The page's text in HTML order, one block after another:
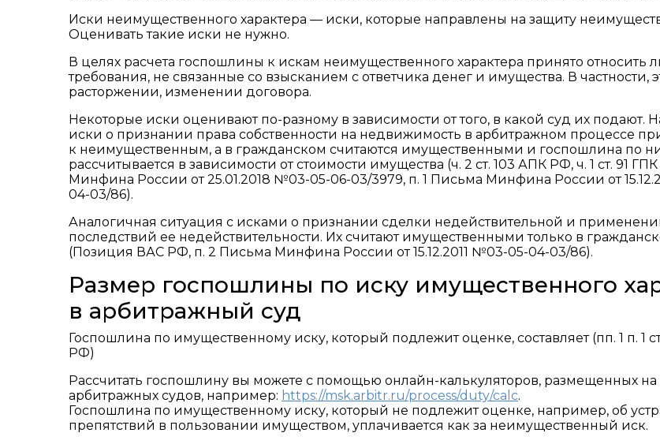
Иски неимущественного характера — иски, которые направлены на защиту
Оценивать такие иски не нужно.
В целях расчета госпошлины к искам неимущественного характера принято относить
требования, не связанные со взысканием с ответчика денег и имущества. В частности,
расторжении, изменении договора.
Некоторые иски оценивают по-разному в зависимости от того, в какой суд их подают.
иски о признании права собственности на недвижимость в арбитражном процессе
к неимущественным, а в гражданском считаются имущественными и госпошлина по
рассчитывается в зависимости от стоимости имущества (ч. 2 ст. 103 АПК РФ, ч. 1 ст. 91
Минфина России от 25.01.2018 №03-05-06-03/3979, п. 1 Письма Минфина России от
04-03/86).
Аналогичная ситуация с исками о признании сделки недействительной и
последствий ее недействительности. Их считают имущественными только в
(Позиция ВАС РФ, п. 2 Письма Минфина России от 15.12.2011 №03-05-04-03/86).
Размер госпошлины по иску имущественного
в арбитражный суд
Госпошлина по имущественному иску, который подлежит оценке, составляет (пп. 1 п. 1
РФ)
Рассчитать госпошлину вы можете с помощью онлайн-калькуляторов, размещенных на
арбитражных судов, например: https://msk.arbitr.ru/process/duty/calc.
Госпошлина по имущественному иску, который не подлежит оценке, например, об
препятствий в пользовании имуществом, уплачивается как за неимущественный иск.